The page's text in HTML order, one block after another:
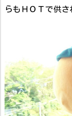
らもＨＯＴで供さ